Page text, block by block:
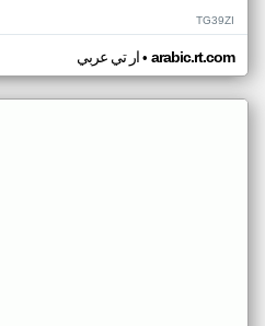
TG39ZI
ار تي عربي• arabic.rt.com